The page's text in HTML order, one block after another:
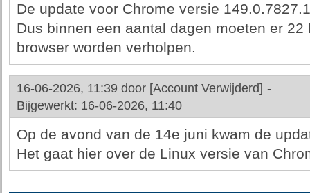
De update voor Chrome versie
Dus binnen een aantal dagen moeten er
browser worden verholpen.
16-06-2026, 11:39 door [Account Verwijderd] -
Bijgewerkt: 16-06-2026, 11:40
Op de avond van de 14e juni kwam de
Het gaat hier over de Linux versie van